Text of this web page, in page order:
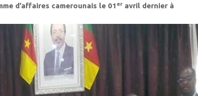
d’affaires camerounais le 01 er avril dernier à